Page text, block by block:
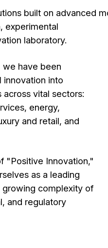
built on advanced
experimental
laboratory.
we have been
innovation into
vital sectors:
energy,
and retail, and
"Positive Innovation,"
as a leading
growing complexity of
and regulatory